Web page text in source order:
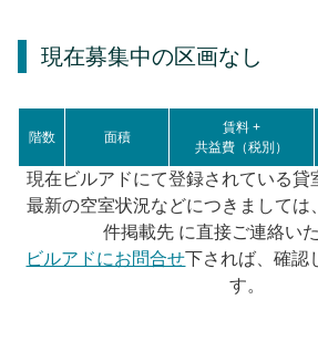
現在募集中の区画なし
階数 面積
賃料 +
共益費（税別）
現在ビルアドにて登録されている貸
最新の空室状況などにつきましては
件掲載先 に直接ご連絡い
ビルアドにお問合せ下されば、確認
す。